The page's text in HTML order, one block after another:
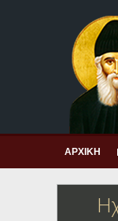
Πνευματική ζωή
Μαρτυρία και
Λατρεία και
Αγιολόγιο –
ΑΡΧΙΚΉ